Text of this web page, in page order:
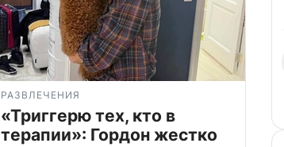
РАЗВЛЕЧЕНИЯ
«Триггерю тех, кто в
терапии»: Гордон жестко